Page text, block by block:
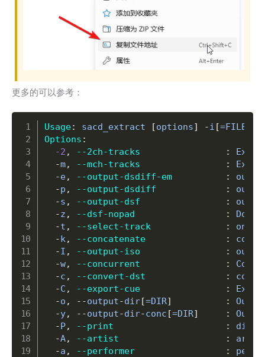
更多的可以参考：
Usage: sacd_extract [options] -i [=FILE
Options :
-2 , --2ch-tracks :
-m, --mch-tracks :
-e, --output-dsdiff-em :
-p , --output-dsdiff :
-s , --output-dsf :
-z , --dsf-nopad :
Do
-t , --select-track :
only
-k , --concatenate :
-I , --output-iso :
-w, --concurrent :
-c , --convert-dst :
-C , --export-cue :
-o , - -output-dir[=DIR] :
-y, - -output-dir-conc [=DIR] :
-P, --print :
-A, --artist :
artist
-a , --performer :
Copy